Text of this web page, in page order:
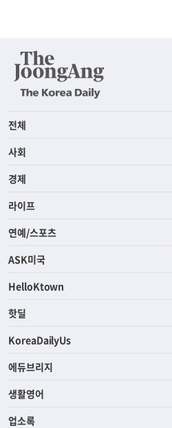
전체
사회
경제
라이프
연예/스포츠
ASK미국
HelloKtown
핫딜
KoreaDailyUs
에듀브리지
생활영어
업소록